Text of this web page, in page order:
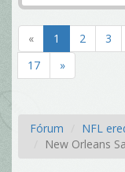
« 1 2 3
17
»
Fórum
NFL
New Orleans